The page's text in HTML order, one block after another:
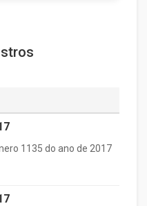
1135 do ano de 2017